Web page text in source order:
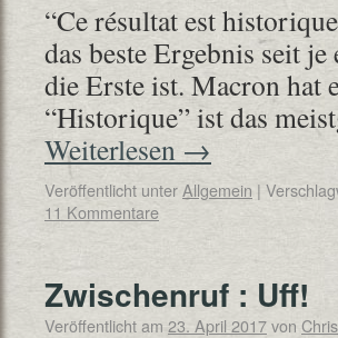
“Ce résultat est
das beste Ergebnis seit
die Erste ist. Macron hat
“Historique” ist das
Weiterlesen →
Veröffentlicht unterAllgemein |
11 Kommentare
Zwischenruf : Uff!
Veröffentlicht am 23. April 2017von